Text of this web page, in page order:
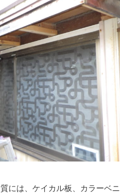
には、ケイカル板、カラーベニ